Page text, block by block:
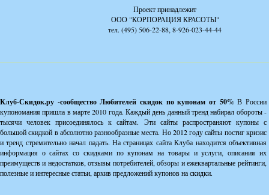
Проект принадлежит
ООО "КОРПОРАЦИЯ КРАСОТЫ"
тел. (495) 506-22-88, 8-926-023-44-44
Клуб-Скидок.ру -сообщество Любителей скидок по купонам от 50%В России
купономания пришла в марте 2010 года. Каждый день данный тренд набирал обороты -
тысячи человек присоединялось к сайтам. Эти сайты распространяют купоны с
большой скидкой в абсолютно разнообразные места. Но 2012 году сайты постиг кризис
и тренд стремительно начал падать. На страницах сайта Клуба находится объективная
информация о сайтах со скидками по купонам на товары и услуги, описания их
преимуществ и недостатков, отзывы потребителей, обзоры и ежеквартальные рейтинги,
полезные и интересные статьи, архив предложений купонов на скидки.